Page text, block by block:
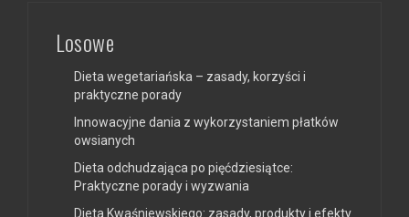
Losowe
Dieta wegetariańska – zasady, korzyści i
praktyczne porady
Innowacyjne dania z wykorzystaniem płatków
owsianych
Dieta odchudzająca po pięćdziesiątce:
Praktyczne porady i wyzwania
Dieta Kwaśniewskiego: zasady, produkty i efekty